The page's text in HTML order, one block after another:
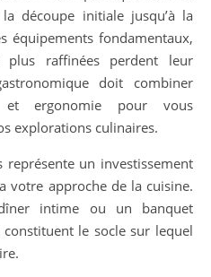
découpe initiale jusqu’à la
équipements fondamentaux,
plus raffinées perdent leur
doit combiner
et ergonomie pour vous
explorations culinaires.
un investissement
votre approche de la cuisine.
intime ou un banquet
le socle sur lequel